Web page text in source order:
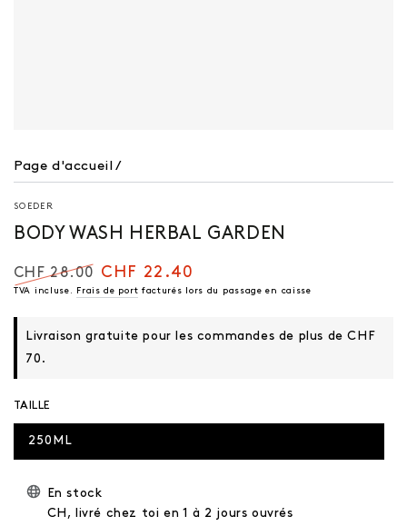
Page d'accueil /
SOEDER
BODY WASH HERBAL GARDEN
Prix
CHF 28.00
Prix
vente
CHF 22.40
TVA incluse. Frais de port facturés lors du passage en caisse
Livraison gratuite pour les commandes de plus de CHF
70.
TAILLE
250ML
En stock
CH, livré chez toi en 1 à 2 jours ouvrés